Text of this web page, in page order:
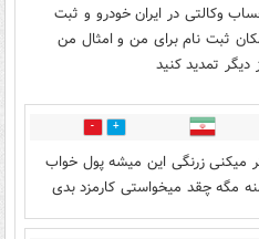
وکالتی در ایران خودرو و ثبت
ثبت نام برای من و امثال من
تمدید کنید
2
میکنی زرنگی این میشه پول خواب